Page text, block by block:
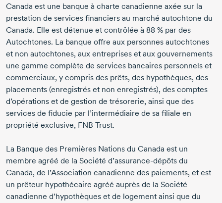
Canada est une banque à charte canadienne axée sur la
prestation de services financiers au marché autochtone du
Canada. Elle est détenue et contrôlée à 88 % par des
Autochtones. La banque offre aux personnes autochtones
et non autochtones, aux entreprises et aux gouvernements
une gamme complète de services bancaires personnels et
commerciaux, y compris des prêts, des hypothèques, des
placements (enregistrés et non enregistrés), des comptes
d’opérations et de gestion de trésorerie, ainsi que des
services de fiducie par l’intermédiaire de sa filiale en
propriété exclusive, FNB Trust.
La Banque des Premières Nations du Canada est un
membre agréé de la Société d’assurance-dépôts du
Canada, de l’Association canadienne des paiements, et est
un prêteur hypothécaire agréé auprès de la Société
canadienne d’hypothèques et de logement ainsi que du